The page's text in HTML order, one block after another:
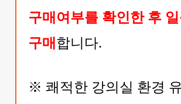
구매여부를 확인한 후
구매 합니다.
※ 쾌적한 강의실 환경